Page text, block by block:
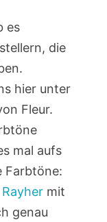
es
die
hier unter
Fleur.
mal aufs
Farbtöne:
Rayhermit
genau